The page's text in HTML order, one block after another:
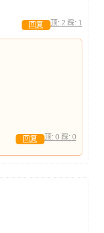
顶: 2 踩: 1
回复
顶: 0 踩: 0
回复